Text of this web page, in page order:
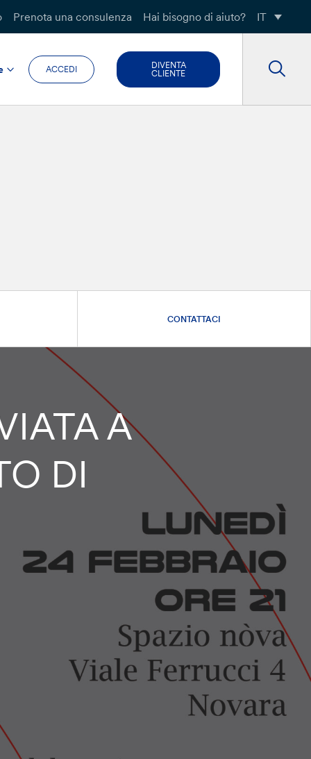
Prenota una consulenza Hai bisogno di aiuto? IT
ACCEDI
DIVENTA
CLIENTE
CONTATTACI
A
DI